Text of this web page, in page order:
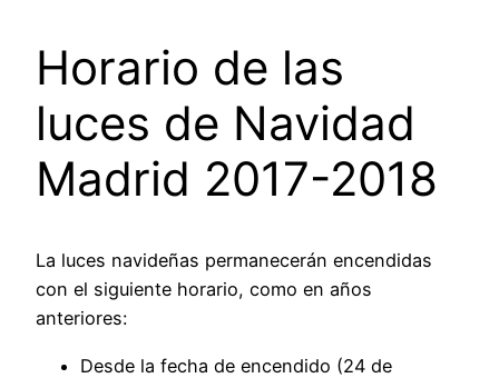
Horario de las
luces de Navidad
Madrid 2017-2018
La luces navideñas permanecerán encendidas
con el siguiente horario, como en años
anteriores:
Desde la fecha de encendido (24 de